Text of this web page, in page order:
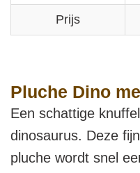
Prijs
Pluche Dino
Een schattige
dinosaurus. Deze
pluche wordt snel